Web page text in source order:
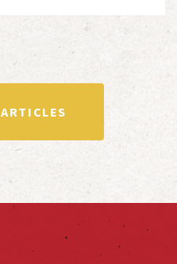
de faire vivre […]